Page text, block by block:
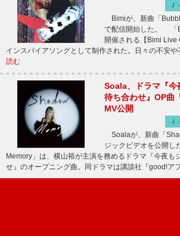
Ｊ
Bimiが、新曲「
で配信開始した。 「
開催される【Bimi
インスパイアソングとして制作された。日々の不安
読む
Soala、ドラマ『今
待ち合わせ』OP曲
MV公開
Ｊ
Soalaが、新曲「
ジックビデオを公開
Memory」は、横山裕が主演を務めるドラマ『今夜も
せ』のオープニング曲。同ドラマは講談社『good!ア